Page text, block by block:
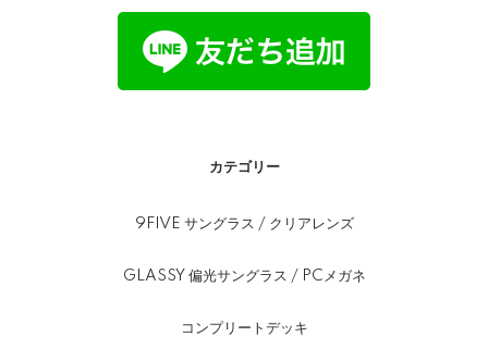
カテゴリー
9FIVE サングラス / クリアレンズ
GLASSY 偏光サングラス / PCメガネ
コンプリートデッキ